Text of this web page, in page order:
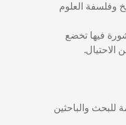
وفلسفة العلوم
فيها تخضع
للبحث والباحثين